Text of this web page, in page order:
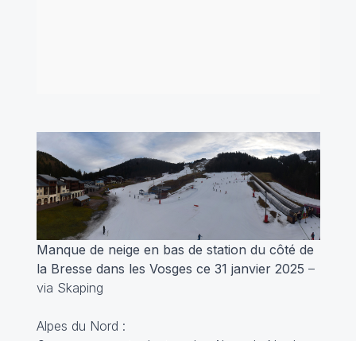
Manque de neige en bas de station du côté de
la Bresse dans les Vosges ce 31 janvier 2025 –
via Skaping
Alpes du Nord :